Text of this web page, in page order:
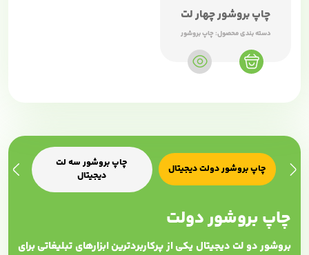
چاپ بروشور چهار لت
دسته بندی محصول:چاپ بروشور
چاپ بروشور دولت دیجیتال
چاپ بروشور سه لت
دیجیتال
چاپ بروشور دولت
بروشور دو لت دیجیتال یکی از پرکاربردترین ابزارهای تبلیغاتی برای